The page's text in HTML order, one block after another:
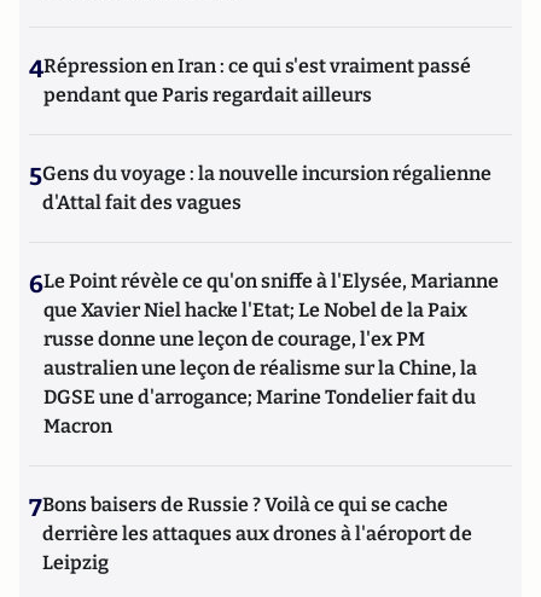
4Répression en Iran : ce qui s'est vraiment passé
pendant que Paris regardait ailleurs
5Gens du voyage : la nouvelle incursion régalienne
d'Attal fait des vagues
6Le Point révèle ce qu'on sniffe à l'Elysée, Marianne
que Xavier Niel hacke l'Etat; Le Nobel de la Paix
russe donne une leçon de courage, l'ex PM
australien une leçon de réalisme sur la Chine, la
DGSE une d'arrogance; Marine Tondelier fait du
Macron
7Bons baisers de Russie ? Voilà ce qui se cache
derrière les attaques aux drones à l'aéroport de
Leipzig